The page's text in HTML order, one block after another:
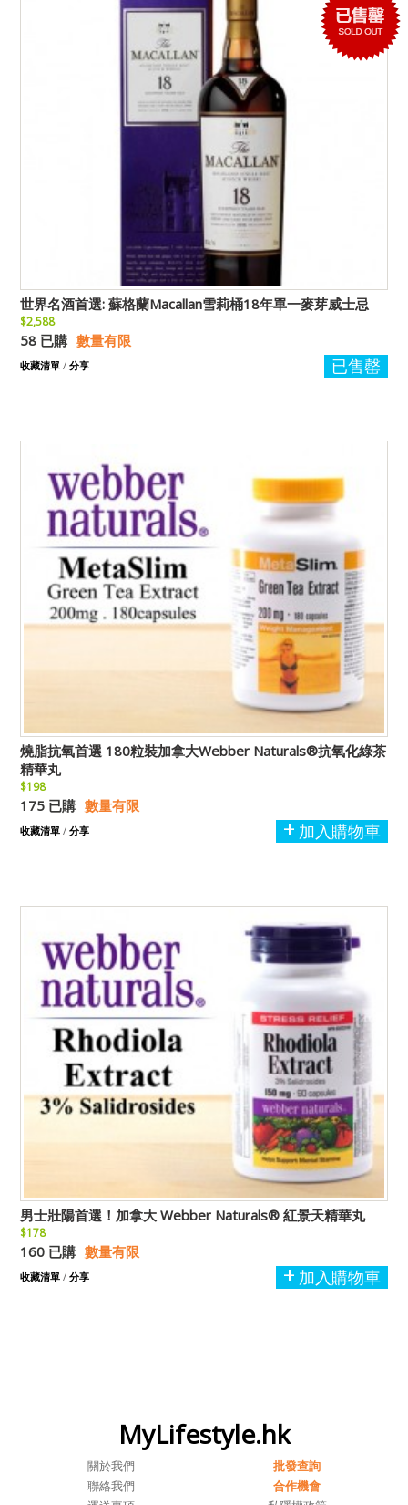
世界名酒首選: 蘇格蘭Macallan雪莉桶18年單一麥芽威士忌
$2,588
58 已購 數量有限
已售罄
收藏清單 / 分享
燒脂抗氧首選 180粒裝加拿大Webber Naturals®抗氧化綠茶
精華丸
$198
175 已購 數量有限
加入購物車
收藏清單 / 分享
男士壯陽首選！加拿大 Webber Naturals® 紅景天精華丸
$178
160 已購 數量有限
加入購物車
收藏清單 / 分享
MyLifestyle.hk
關於我們
批發查詢
聯絡我們
合作機會